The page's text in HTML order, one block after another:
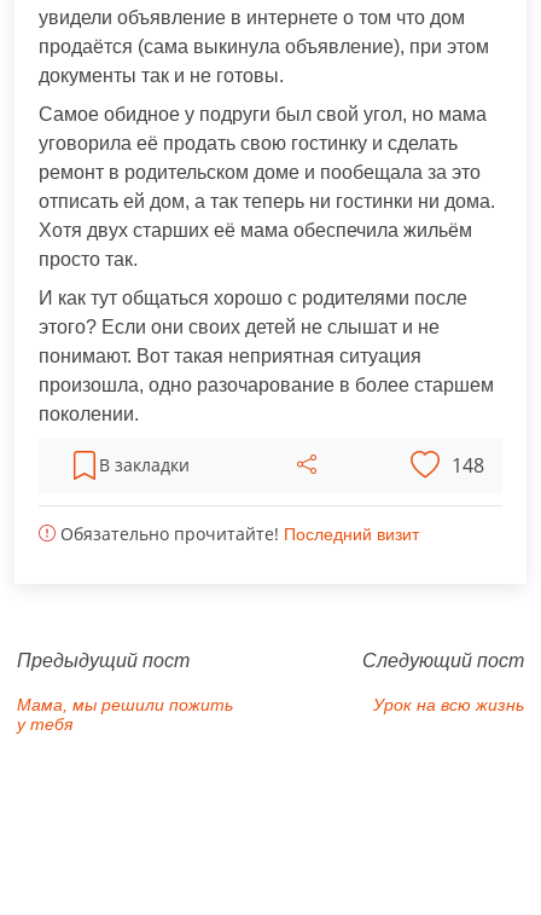
увидели объявление в интернете о том что дом
продаётся (сама выкинула объявление), при этом
документы так и не готовы.
Самое обидное у подруги был свой угол, но мама
уговорила её продать свою гостинку и сделать
ремонт в родительском доме и пообещала за это
отписать ей дом, а так теперь ни гостинки ни дома.
Хотя двух старших её мама обеспечила жильём
просто так.
И как тут общаться хорошо с родителями после
этого? Если они своих детей не слышат и не
понимают. Вот такая неприятная ситуация
произошла, одно разочарование в более старшем
поколении.
В закладки 148
Обязательно прочитайте! Последний визит
Предыдущий пост
Мама, мы решили пожить
у тебя
Следующий пост
Урок на всю жизнь